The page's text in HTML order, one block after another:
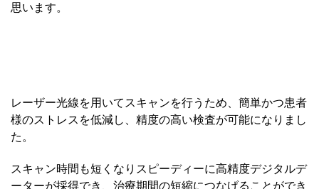
思います。
レーザー光線を用いてスキャンを行うため、簡単かつ患者
様のストレスを低減し、精度の高い検査が可能になりまし
た。
スキャン時間も短くなりスピーディーに高精度デジタルデ
ーターが採得でき、治療期間の短縮につなげることができ